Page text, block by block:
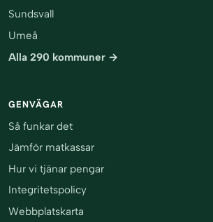
Sundsvall
Umeå
Alla 290 kommuner →
GENVÄGAR
Så funkar det
Jämför matkassar
Hur vi tjänar pengar
Integritetspolicy
Webbplatskarta